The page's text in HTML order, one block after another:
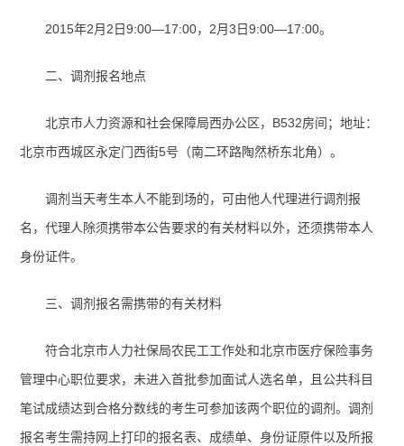
2015年2月2 日9:00—17:00，2月3 日9:00—17:00。
二、调剂报名地点
北京市人力资源和社会保障局西办公区， B532房间；地址：
北京市西城区永定门西街5号（南二环路陶然桥东北角）。
调剂当天考生本人不能到场的，可由他人代理进行调剂报
名，代理人除须携带本公告要求的有关材料以外，还须携带本人
身份证件。
三、调剂报名需携带的有关材料
符合北京市人力社保局农民工工作处和北京市医疗保险事务
管理中心职位要求，未进入首批参加面试人选名单，且公共科目
笔试成绩达到合格分数线的考生可参加该两个职位的调剂。调剂
报名考生需持网上打印的报名表、成绩单、身份证原件以及所报